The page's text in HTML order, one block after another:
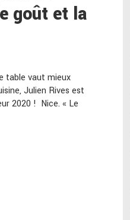
goût et la
table vaut mieux
Julien Rives est
2020 ! Nice. « Le